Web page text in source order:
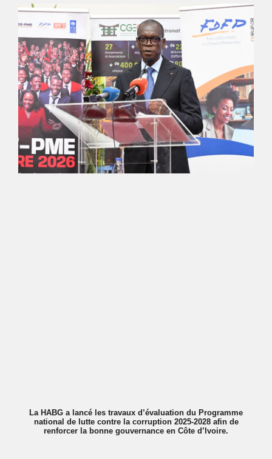
La HABG a lancé les travaux d’évaluation du Programme
national de lutte contre la corruption 2025-2028 afin de
renforcer la bonne gouvernance en Côte d’Ivoire.